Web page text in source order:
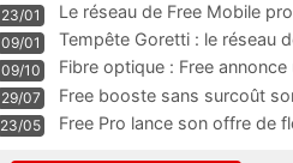
23/01
Le réseau de Free Mobile
m
09/01
Tempête Goretti : le réseau
09/10
Fibre optique : Free
pass
29/07
Free booste sans surcoût
23/05 Free Pro lance son offre de